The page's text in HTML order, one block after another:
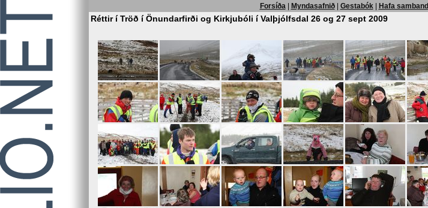
Forsíða| Myndasafnið| Gestabók| Hafa samband
Réttir í Tröð í Önundarfirði og Kirkjubóli í Valþjólfsdal 26 og 27 sept 2009